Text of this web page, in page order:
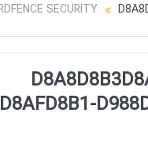
D8AFD8B1-